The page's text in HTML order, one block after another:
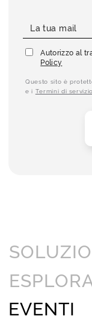
Autorizzo al
Policy
Questo sito è
e i Termini di servizio
EVENTI